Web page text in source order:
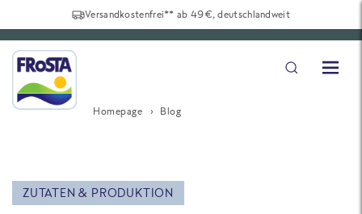
Versandkostenfrei** ab 49€, deutschlandweit
Homepage Blog
ZUTATEN & PRODUKTION